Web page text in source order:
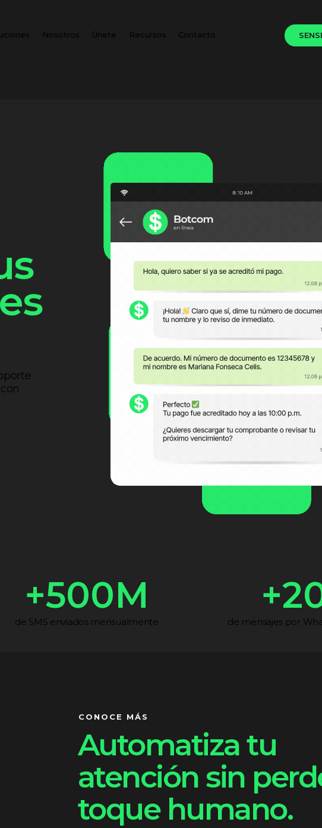
Nosotros Únete Recursos Contacto
de SMS enviados mensualmente
+500M
de mensajes por
+
CONOCE MÁS
Automatiza tu
atención sin
toque humano.